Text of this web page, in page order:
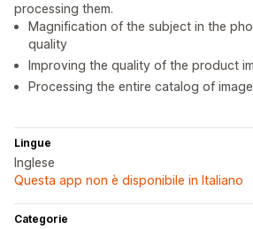
processing them.
Magnification of the subject in the
quality
Improving the quality of the product
Processing the entire catalog of
Lingue
Inglese
Questa app non è disponibile in Italiano
Categorie